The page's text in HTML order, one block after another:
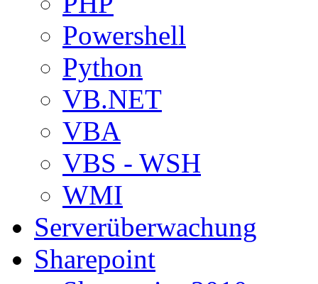
Powershell
Python
VB.NET
VBA
VBS - WSH
WMI
Serverüberwachung
Sharepoint